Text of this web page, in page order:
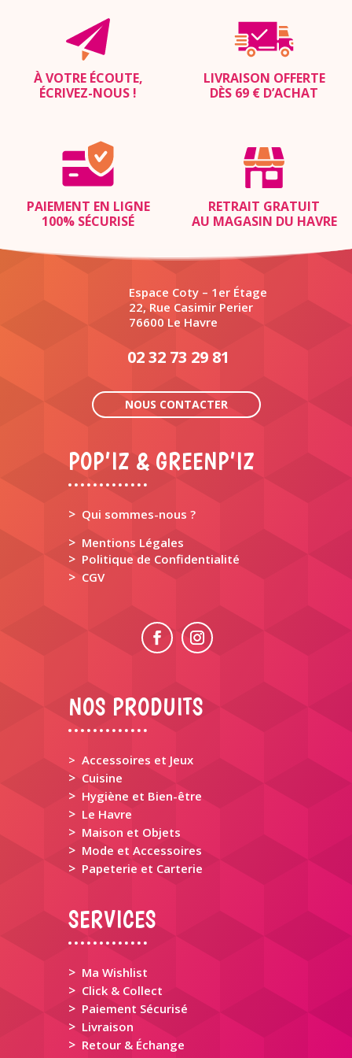
À VOTRE ÉCOUTE,
ÉCRIVEZ-NOUS !
LIVRAISON OFFERTE
DÈS 69 € D’ACHAT
PAIEMENT EN LIGNE
100% SÉCURISÉ
RETRAIT GRATUIT
AU MAGASIN DU HAVRE
Espace Coty – 1er Étage
22, Rue Casimir Perier
76600 Le Havre
02 32 73 29 81
NOUS CONTACTER
POP’IZ & GREENP’IZ
> Qui sommes-nous ?
> Mentions Légales
> Politique de Confidentialité
> CGV
NOS PRODUITS
> Accessoires et Jeux
> Cuisine
> Hygiène et Bien-être
> Le Havre
> Maison et Objets
> Mode et Accessoires
> Papeterie et Carterie
SERVICES
> Ma Wishlist
> Click & Collect
> Paiement Sécurisé
> Livraison
> Retour & Échange